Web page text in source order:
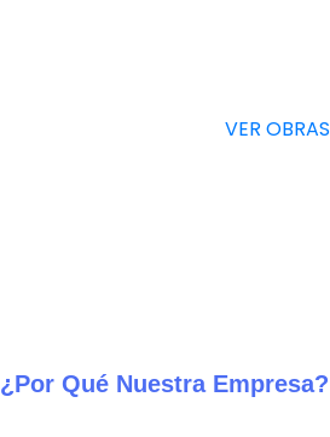
VER OBRAS
¿Por Qué Nuestra Empresa?